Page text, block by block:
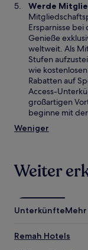
Werde
Ersparnisse
Genieße
weltweit. Als
Stufen
wie
Rabatten auf
Access-
großartigen
beginne mit
Weniger
Weiter
Unterkünfte
Remah Hotels